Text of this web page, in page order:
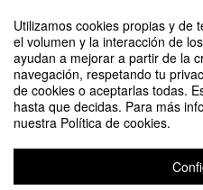
Utilizamos cookies propias y de
el volumen y la interacción de
ayudan a mejorar a partir de la
navegación, respetando tu
de cookies o aceptarlas todas.
hasta que decidas. Para más
nuestra Política de cookies.
Plataforma